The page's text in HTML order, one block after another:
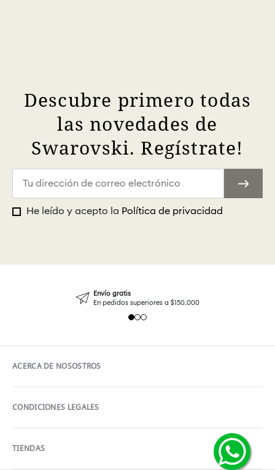
Descubre primero todas
las novedades de
Swarovski. Regístrate!
He leído y acepto la Política de privacidad
Envío gratis
En pedidos superiores a $150.000
ACERCA DE NOSOSTROS
CONDICIONES LEGALES
TIENDAS